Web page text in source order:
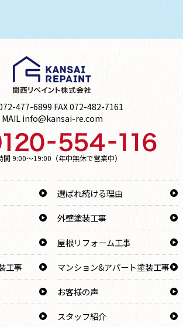
477-6899 FAX 072-482-7161
MAIL info@kansai-re.com
間 9:00～19:00（年中無休で営業中）
選ばれ続ける理由
外壁塗装工事
屋根リフォーム工事
工事
マンション&アパート塗装工事
お客様の声
スタッフ紹介